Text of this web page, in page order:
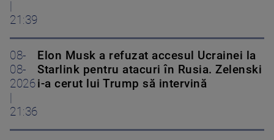
21:39
08-
08-
2026
21:36
Elon Musk a refuzat accesul Ucrainei la
Starlink pentru atacuri în Rusia. Zelenski
i-a cerut lui Trump să intervină